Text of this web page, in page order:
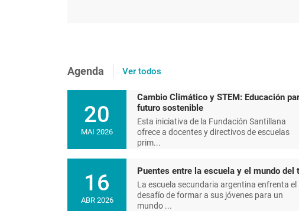
Agenda Ver todos
20
MAI 2026
Cambio Climático y STEM: Educación
futuro sostenible
Esta iniciativa de la Fundación Santillana
ofrece a docentes y directivos de escuelas
prim...
16
ABR 2026
Puentes entre la escuela y el mundo del
La escuela secundaria argentina enfrenta el
desafío de formar a sus jóvenes para un
mundo ...